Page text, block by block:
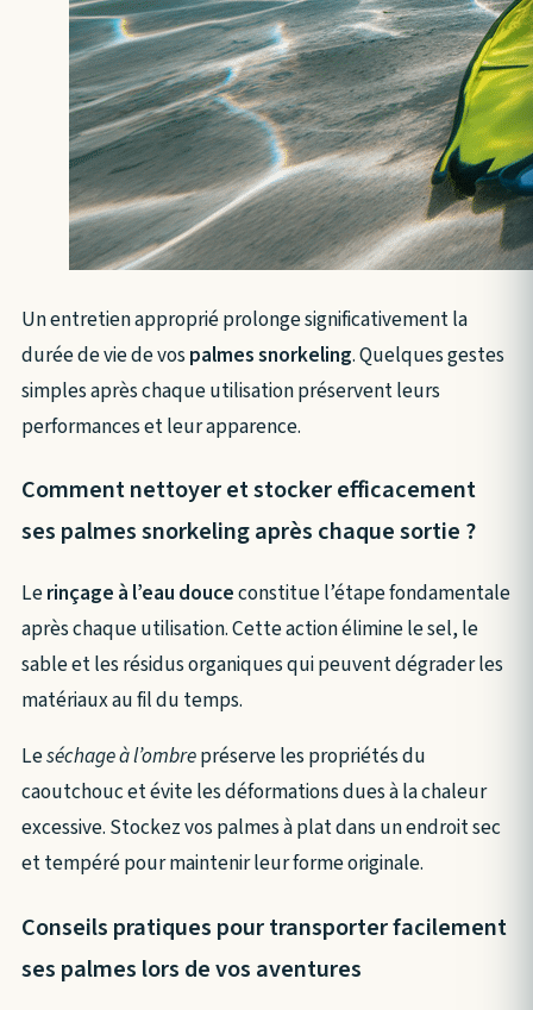
Un entretien approprié prolonge significativement la
durée de vie de vospalmes snorkeling. Quelques gestes
simples après chaque utilisation préservent leurs
performances et leur apparence.
Comment nettoyer et stocker efficacement
ses palmes snorkeling après chaque sortie ?
Lerinçage à l’eau douceconstitue l’étape fondamentale
après chaque utilisation. Cette action élimine le sel, le
sable et les résidus organiques qui peuvent dégrader les
matériaux au fil du temps.
Leséchage à l’ombrepréserve les propriétés du
caoutchouc et évite les déformations dues à la chaleur
excessive. Stockez vos palmes à plat dans un endroit sec
et tempéré pour maintenir leur forme originale.
Conseils pratiques pour transporter facilement
ses palmes lors de vos aventures